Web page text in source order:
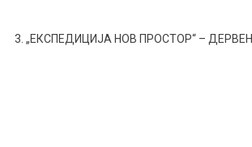
3. „ЕКСПЕДИЦИЈА НОВ ПРОСТОР“ – ДЕРВЕН